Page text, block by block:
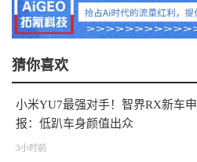
猜你喜欢
小米YU7最强对手！智界RX新车申
报：低趴车身颜值出众
3小时前